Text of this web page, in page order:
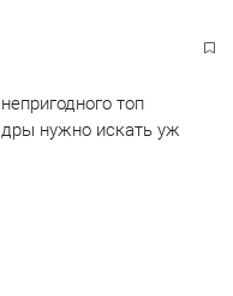
по всему
топ
нужно искать уж